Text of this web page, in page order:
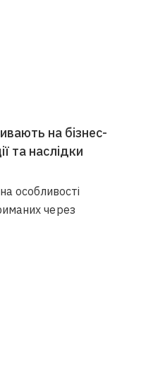
на бізнес-
та наслідки
особливості
через